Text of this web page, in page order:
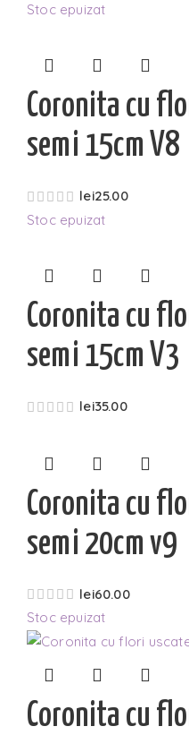
Stoc epuizat
Coronita cu
semi 15cm V8
lei25.00
Stoc epuizat
Coronita cu
semi 15cm V3
lei35.00
Coronita cu
semi 20cm v9
lei60.00
Stoc epuizat
Coronita cu